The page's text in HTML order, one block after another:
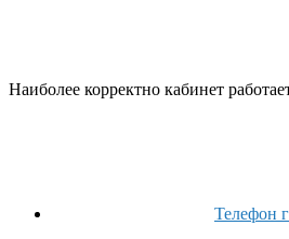
Наиболее корректно кабинет
Телефон